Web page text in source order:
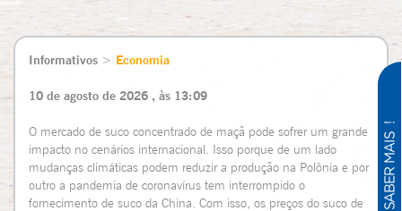
Informativos > Economia
10 de agosto de 2026 , às 13:09
O mercado de suco concentrado de maçã pode sofrer um grande
impacto no cenários internacional. Isso porque de um lado
mudanças climáticas podem reduzir a produção na Polônia e por
outro a pandemia de coronavírus tem interrompido o
fornecimento de suco da China. Com isso, os preços do suco de